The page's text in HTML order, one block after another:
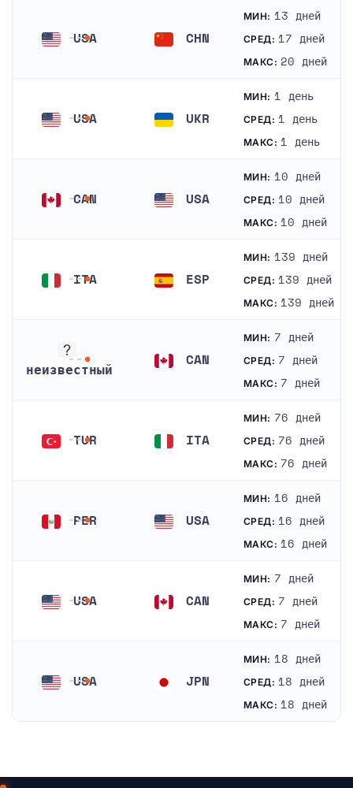
USA CHN
МИН: 13 дней
СРЕД: 17 дней
МАКС: 20 дней
USA UKR
МИН: 1 день
СРЕД: 1 день
МАКС: 1 день
CAN USA
МИН: 10 дней
СРЕД: 10 дней
МАКС: 10 дней
ITA ESP
МИН: 139 дней
СРЕД: 139 дней
МАКС: 139 дней
неизвестный
CAN
МИН: 7 дней
СРЕД: 7 дней
МАКС: 7 дней
TUR ITA
МИН: 76 дней
СРЕД: 76 дней
МАКС: 76 дней
PER USA
МИН: 16 дней
СРЕД: 16 дней
МАКС: 16 дней
USA CAN
МИН: 7 дней
СРЕД: 7 дней
МАКС: 7 дней
USA JPN
МИН: 18 дней
СРЕД: 18 дней
МАКС: 18 дней